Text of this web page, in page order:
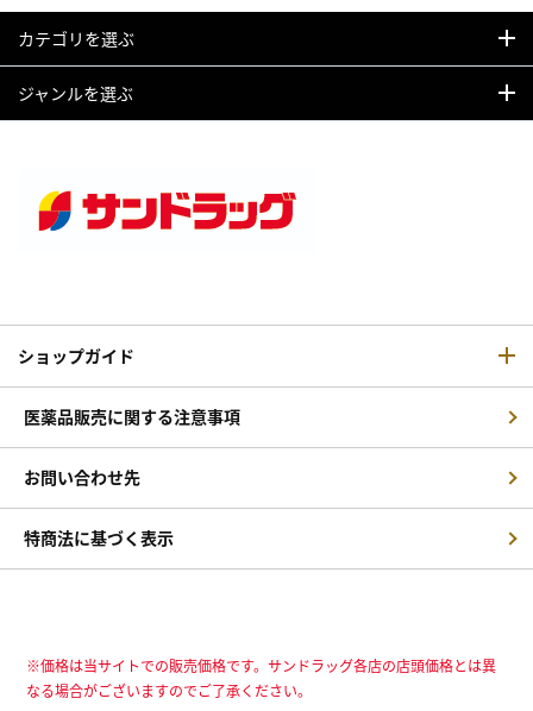
カテゴリを選ぶ
ジャンルを選ぶ
ショップガイド
医薬品販売に関する注意事項
お問い合わせ先
特商法に基づく表示
※価格は当サイトでの販売価格です。サンドラッグ各店の店頭価格とは異
なる場合がございますのでご了承ください。